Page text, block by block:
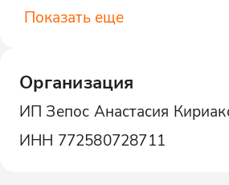
Показать еще
Организация
ИП Зепос Анастасия
ИНН 772580728711